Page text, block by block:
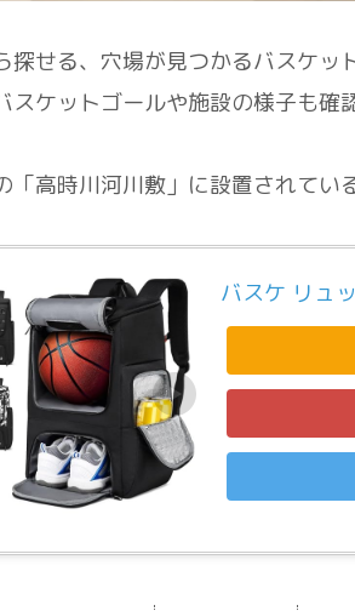
探せる、穴場が見つかるバスケ
スケットゴールや施設の様子も確
「高時川河川敷」に設置されてい
バスケ リュ